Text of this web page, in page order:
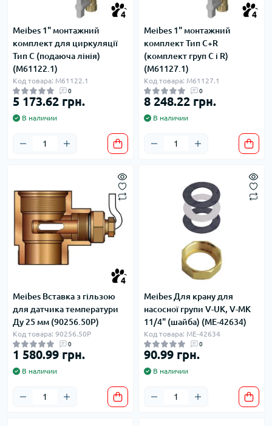
4
Meibes 1" монтажний
комплект для циркуляції
Тип С (подаюча лінія)
(M61122.1)
Код товара: M61122.1
0
5 173.62 грн.
В наличии
4
Meibes 1" монтажний
комплект Тип С+R
(комплект груп С і R)
(M61127.1)
Код товара: M61127.1
0
8 248.22 грн.
В наличии
4
Meibes Вставка з гільзою
для датчика температури
Ду 25 мм (90256.50P)
Код товара: 90256.50P
0
1 580.99 грн.
В наличии
Meibes Для крану для
насосної групи V-UK, V-МK
11/4" (шайба) (ME-42634)
Код товара: ME-42634
0
90.99 грн.
В наличии